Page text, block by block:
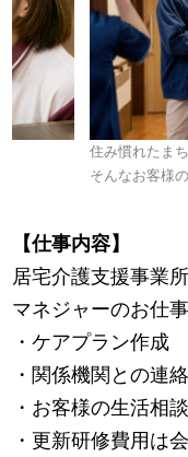
住み慣れたま
そんなお客様
【仕事内容】
居宅介護支援事業
マネジャーのお仕
・ケアプラン作成
・関係機関との連
・お客様の生活相談
・更新研修費用は